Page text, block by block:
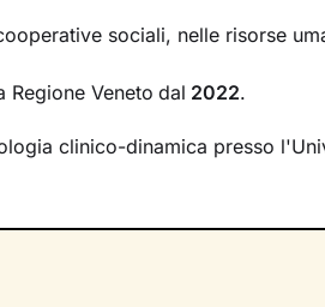
cosciente.
qualità che erano rimaste in
di
esprimerti con modalità
sociali, nelle risorse
Veneto dal 2022.
clinico-dinamica presso